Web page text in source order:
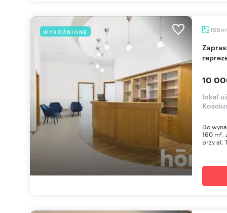
WYRÓŻNIONE 159 m
Zapraszam do wynajęcia 160 m²
10
lokal
Do
160
przy al.